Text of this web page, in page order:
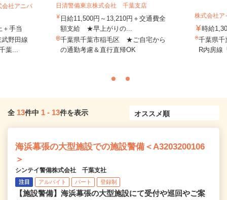
社アニバ
＋手当
野田線
葉...
日清警備東京株式会社 千葉支店
日給11,500円～13,210円＋交通費全
額支給 ★早上がりの...
千葉県千葉市稲毛区 ★ご自宅から
の通勤考慮＆直行直帰OK
株式会社ア
時給
千葉県千
R内房線
全 13件中 1 - 13件を表示
海浜幕張の大型施設での施設警備＜A3203200106
＞
シンテイ警備株式会社 千葉支社
注目 アルバイト パート 登録制
【施設警備】海浜幕張の大型施設にて受付や巡回やご案